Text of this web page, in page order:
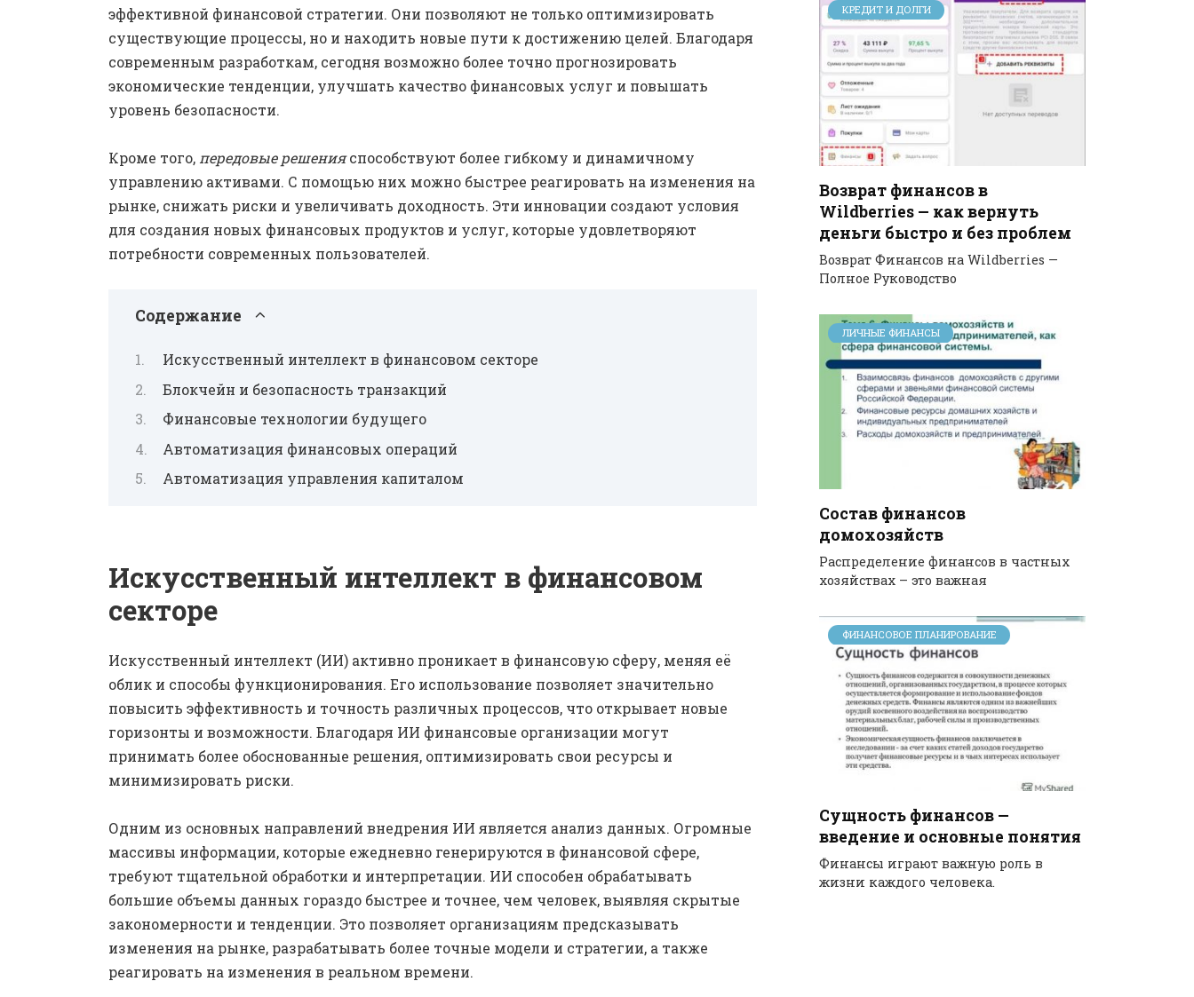
эффективной финансовой стратегии. Они позволяют не только оптимизировать
существующие процессы, но и находить новые пути к достижению целей. Благодаря
современным разработкам, сегодня возможно более точно прогнозировать
экономические тенденции, улучшать качество финансовых услуг и повышать
уровень безопасности.
Кроме того, передовые решенияспособствуют более гибкому и динамичному
управлению активами. С помощью них можно быстрее реагировать на изменения на
рынке, снижать риски и увеличивать доходность. Эти инновации создают условия
для создания новых финансовых продуктов и услуг, которые удовлетворяют
потребности современных пользователей.
Содержание
Искусственный интеллект в финансовом секторе
Блокчейн и безопасность транзакций
Финансовые технологии будущего
Автоматизация финансовых операций
Автоматизация управления капиталом
Искусственный интеллект в финансовом
секторе
Искусственный интеллект (ИИ) активно проникает в финансовую сферу, меняя её
облик и способы функционирования. Его использование позволяет значительно
повысить эффективность и точность различных процессов, что открывает новые
горизонты и возможности. Благодаря ИИ финансовые организации могут
принимать более обоснованные решения, оптимизировать свои ресурсы и
минимизировать риски.
Одним из основных направлений внедрения ИИ является анализ данных. Огромные
массивы информации, которые ежедневно генерируются в финансовой сфере,
требуют тщательной обработки и интерпретации. ИИ способен обрабатывать
большие объемы данных гораздо быстрее и точнее, чем человек, выявляя скрытые
закономерности и тенденции. Это позволяет организациям предсказывать
изменения на рынке, разрабатывать более точные модели и стратегии, а также
реагировать на изменения в реальном времени.
КРЕДИТ И ДОЛГИ
Возврат финансов в
Wildberries — как вернуть
деньги быстро и без проблем
Возврат Финансов на Wildberries —
Полное Руководство
ЛИЧНЫЕ ФИНАНСЫ
Состав финансов
домохозяйств
Распределение финансов в частных
хозяйствах – это важная
ФИНАНСОВОЕ ПЛАНИРОВАНИЕ
Сущность финансов —
введение и основные понятия
Финансы играют важную роль в
жизни каждого человека.